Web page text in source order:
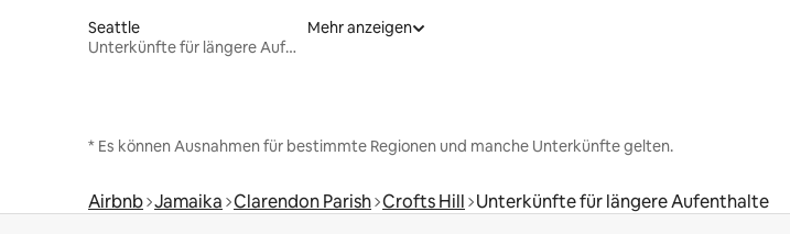
Seattle
Unterkünfte für längere Aufenthalte
Mehr anzeigen
* Es können Ausnahmen für bestimmte Regionen und manche Unterkünfte gelten.
Airbnb Jamaika Clarendon Parish Crofts Hill Unterkünfte für längere Aufenthalte